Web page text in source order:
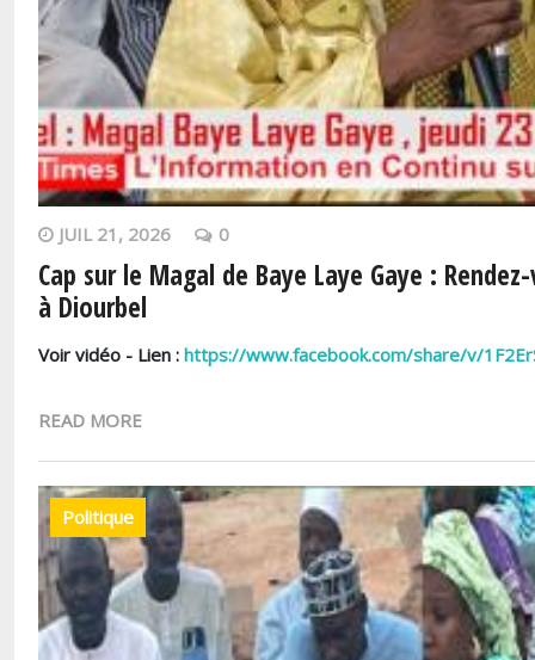
JUIL 21, 2026 0
Cap sur le Magal de Baye Laye Gaye :
à Diourbel
Voir vidéo - Lien : https://www.facebook.com/share/v/
READ MORE
Politique